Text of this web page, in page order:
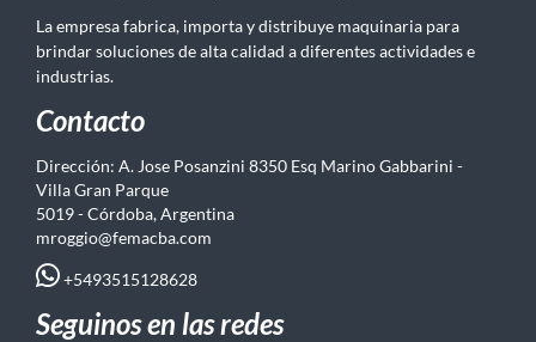
La empresa fabrica, importa y distribuye maquinaria para
brindar soluciones de alta calidad a diferentes actividades e
industrias.
Contacto
Dirección: A. Jose Posanzini 8350 Esq Marino Gabbarini -
Villa Gran Parque
5019 - Córdoba, Argentina
mroggio@femacba.com
+5493515128628
Seguinos en las redes